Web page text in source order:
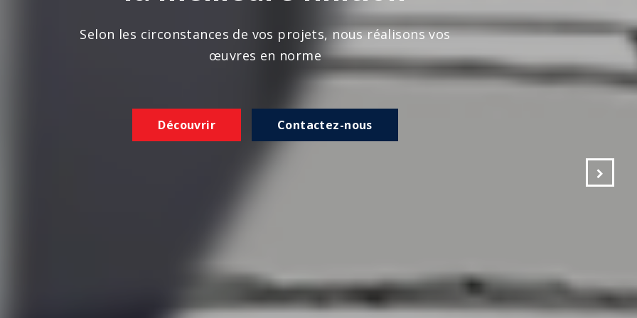
les circonstances de vos projets, nous réalisons vos
œuvres en norme
Contactez-nous